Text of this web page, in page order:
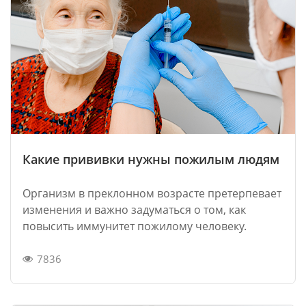
Какие прививки нужны пожилым людям
Организм в преклонном возрасте претерпевает
изменения и важно задуматься о том, как
повысить иммунитет пожилому человеку.
7836